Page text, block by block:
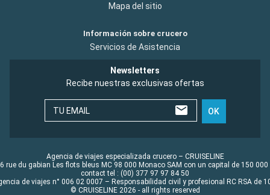
Mapa del sitio
Información sobre crucero
Servicios de Asistencia
Newsletters
Recibe nuestras exclusivas ofertas
TU EMAIL OK
Agencia de viajes especializada crucero – CRUISELINE
rue du gabian Les flots bleus MC 98 000 Monaco SAM con un capital de 150 000
contact tel : (00) 377 97 97 84 50
de viajes n° 006 02 0007 – Responsabilidad civil y profesional RC RSA de
© CRUISELINE 2026 - all rights reserved